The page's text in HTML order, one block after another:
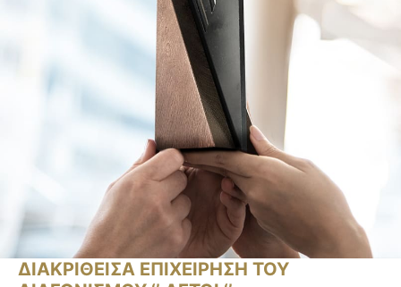
ΔΙΑΚΡΙΘΕΙΣΑ ΕΠΙΧΕΙΡΗΣΗ ΤΟΥ